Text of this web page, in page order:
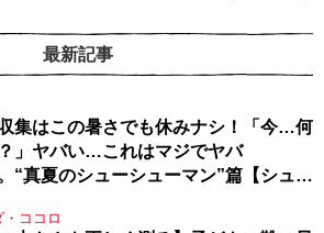
最新記事
集はこの暑さでも休みナシ！「今…何
」ヤバい…これはマジでヤバ
“真夏のシューシューマン”篇【シュー
・ココロ